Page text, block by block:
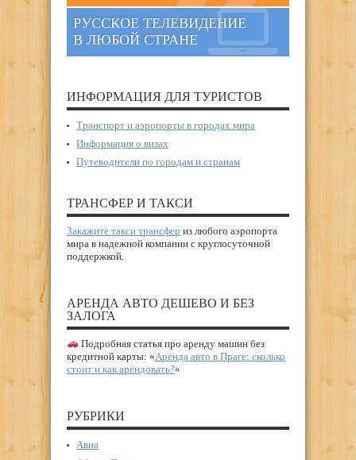
РУССКОЕ ТЕЛЕВИДЕНИЕ
В ЛЮБОЙ СТРАНЕ
ИНФОРМАЦИЯ ДЛЯ ТУРИСТОВ
Транспорт и аэропорты в городах мира
Информация о визах
Путеводители по городам и странам
ТРАНСФЕР И ТАКСИ
Закажите такси трансфер из любого аэропорта
мира в надежной компании с круглосуточной
поддержкой.
АРЕНДА АВТО ДЕШЕВО И БЕЗ
ЗАЛОГА
Подробная статья про аренду машин без
кредитной карты: «Аренда авто в Праге: сколько
стоит и как арендовать?«
РУБРИКИ
Авиа